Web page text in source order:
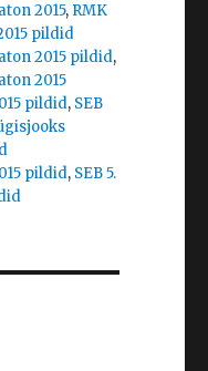
2015, RMK
pildid
2015 pildid,
2015
pildid, SEB
pildid, SEB 5.